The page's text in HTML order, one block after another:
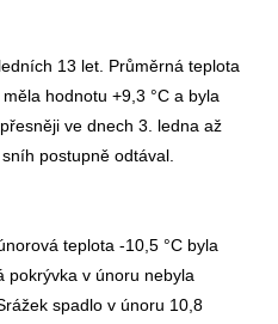
13 let. Průměrná teplota
hodnotu +9,3 °C a byla
ve dnech 3. ledna až
postupně odtával.
teplota -10,5 °C byla
pokrývka v únoru nebyla
spadlo v únoru 10,8